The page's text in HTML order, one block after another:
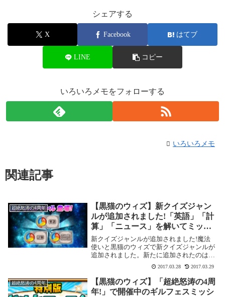
シェアする
X Facebook はてブ
LINE コピー
いろいろメモをフォローする
いろいろメモ
関連記事
超絶怒涛の4周年
【黒猫のウィズ】新クイズジャン
ルが追加されました!「英語」「計
算」「ニュース」を解いてミッシ
ョン報酬をゲット!!
新クイズジャンルが追加されました!魔法
使いと黒猫のウィズで新クイズジャンルが
追加されました。新たに追加されたのは、
英語 計算 ニュースの3ジャンル。新クイズ
ジャンル追加とともに、問題クリアミッシ
ョンも開催中です。新ジャンルクイズのパ
ネルを...
2017.03.28 2017.03.29
超絶怒涛の4周年
【黒猫のウィズ】「超絶怒涛の4周
年!」で開催中のギルフェスミッシ